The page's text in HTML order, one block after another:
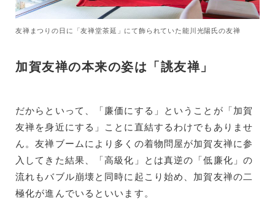
友禅まつりの日に「友禅堂茶延」にて飾られていた能川光陽氏の友禅
加賀友禅の本来の姿は「誂友禅」
だからといって、「廉価にする」ということが「加賀
友禅を身近にする」ことに直結するわけでもありませ
ん。友禅ブームにより多くの着物問屋が加賀友禅に参
入してきた結果、「高級化」とは真逆の「低廉化」の
流れもバブル崩壊と同時に起こり始め、加賀友禅の二
極化が進んでいるといいます。